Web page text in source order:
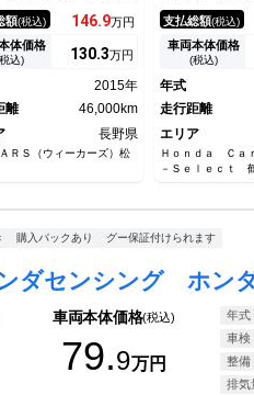
Ｄナビ／両側電動スラ
ア／ヘッドランプ ＨＩ
ｌｕｅｔｏｏｔｈ接続／
／ＥＢＤ付ＡＢＳ／横滑
／禁煙車／エアバッグ
額(税込) 146.9万円
体価格
込) 130.3万円
2015年
離
46,000km
長野県
ＲＳ（ウィーカーズ）松
ビ＆バックカメ
ライドドア Ｅ
ＴＶ Ｂｌｕｅｔ
応 ＬＥＤヘッ
支払総額(税込)
車両本体価格
(税込)
年式
走行距離
エリア
Ｈｏｎｄａ Ｃ
－Ｓｅｌｅｃｔ
購入パックあり グー保証付けられます
車両本体価格(税込)
79.9万円
年式
車検
整備
排気